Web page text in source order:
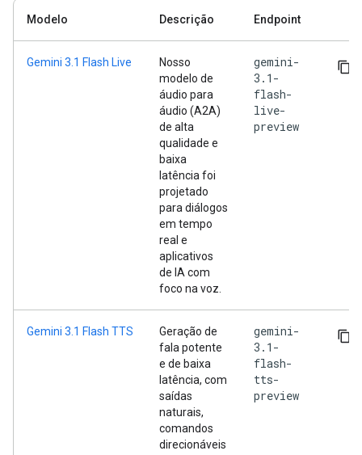
Modelo Descrição Endpoint
Gemini 3.1 Flash Live
Nosso
modelo de
áudio para
áudio (A2A)
de alta
qualidade e
baixa
latência foi
projetado
para diálogos
em tempo
real e
aplicativos
de IA com
foco na voz.
gemini-
3.1-
flash-
live-
preview
Gemini 3.1 Flash TTS
Geração de
fala potente
e de baixa
latência, com
saídas
naturais,
comandos
direcionáveis
gemini-
3.1-
flash-
tts-
preview